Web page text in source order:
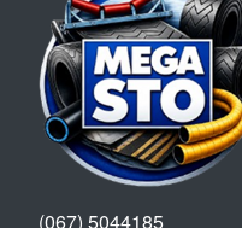
(067) 5044185